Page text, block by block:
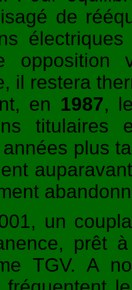
de
il restera
en 1987,
titulaires
plus
un
prêt
TGV. A